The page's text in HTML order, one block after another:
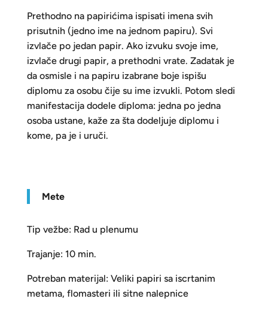
Prethodno na papirićima ispisati imena svih
prisutnih (jedno ime na jednom papiru). Svi
izvlače po jedan papir. Ako izvuku svoje ime,
izvlače drugi papir, a prethodni vrate. Zadatak je
da osmisle i na papiru izabrane boje ispišu
diplomu za osobu čije su ime izvukli. Potom sledi
manifestacija dodele diploma: jedna po jedna
osoba ustane, kaže za šta dodeljuje diplomu i
kome, pa je i uruči.
Mete
Tip vežbe: Rad u plenumu
Trajanje: 10 min.
Potreban materijal: Veliki papiri sa iscrtanim
metama, flomasteri ili sitne nalepnice